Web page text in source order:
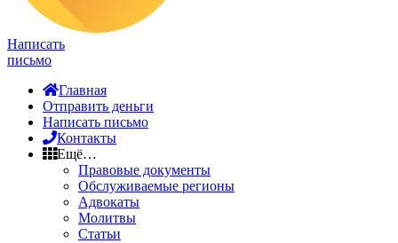
Написать
письмо
Главная
Отправить деньги
Написать письмо
Контакты
Ещё…
Правовые документы
Обслуживаемые регионы
Адвокаты
Молитвы
Статьи